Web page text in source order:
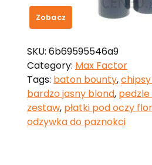
Zobacz
SKU: 6b69595546a9
Category: Max Factor
Tags: baton bounty,
bardzo jasny blond, pedzle
zestaw, płatki pod oczy
odzywka do paznokci